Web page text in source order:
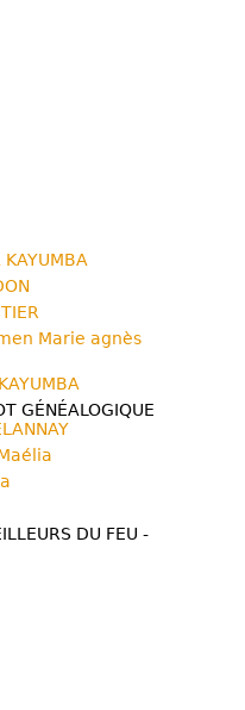
Marie agnès
GÉNÉALOGIQUE
DU FEU -